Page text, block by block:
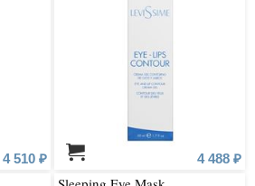
4 510 ₽ 4 488 ₽